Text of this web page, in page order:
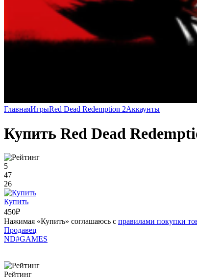
ГлавнаяИгрыRed Dead Redemption 2Аккаунты
Купить Red Dead
5
47
26
Купить
450₽
Нажимая «Купить» соглашаюсь с правилами покупки
Продавец
ND#GAMES
Рейтинг